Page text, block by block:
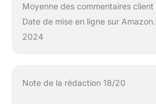
Moyenne des commentaires
Date de mise en ligne sur
2024
Note de la rédaction 18/20